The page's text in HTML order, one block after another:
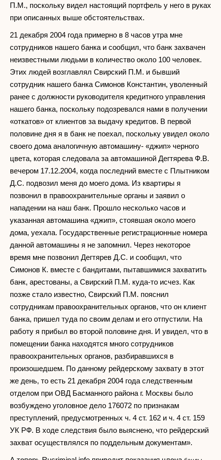
П.М., поскольку видел настоящий портфель у него в руках
при описанных выше обстоятельствах.
21 декабря 2004 года примерно в 8 часов утра мне
сотрудников нашего банка и сообщил, что банк захвачен
неизвестными людьми в количество около 100 человек.
Этих людей возглавлял Свирский П.М. и бывший
сотрудник нашего банка Симонов Константин, уволенный
ранее с должности руководителя кредитного управления
нашего банка, поскольку подозревался нами в получении
«откатов» от клиентов за выдачу кредитов. В первой
половине дня я в банк не поехал, поскольку увидел около
своего дома аналогичную автомашину- «джип» черного
цвета, которая следовала за автомашиной Дегтярева Ф.В.
вечером 17.12.2004, когда последний вместе с Плытником
Д.С. подвозил меня до моего дома. Из квартиры я
позвонил в правоохранительные органы и заявил о
нападении на наш банк. Прошло несколько часов и
указанная автомашина «джип», стоявшая около моего
дома, уехала. Государственные регистрационные номера
данной автомашины я не запомнил. Через некоторое
время мне позвонил Дегтярев Д.С. и сообщил, что
Симонов К. вместе с бандитами, пытавшимися захватить
банк, арестованы, а Свирский П.М. куда-то исчез. Как
позже стало известно, Свирский П.М. пояснил
сотрудникам правоохранительных органов, что он клиент
банка, пришел туда по своим делам и его отпустили. На
работу я прибыл во второй половине дня. И увидел, что в
помещении банка находятся много сотрудников
правоохранительных органов, разбиравшихся в
произошедшем. По данному рейдерскому захвату в этот
же день, то есть 21 декабря 2004 года следственным
отделом при ОВД Басманного района г. Москвы было
возбуждено уголовное дело 176072 по признакам
преступлений, предусмотренных ч. 4 ст. 162 и ч. 4 ст. 159
УК РФ. В ходе следствия было выяснено, что рейдерский
захват осуществлялся по поддельным документам».